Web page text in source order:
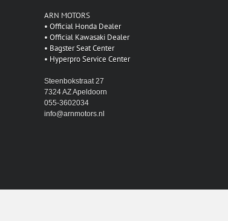
ARN MOTORS
• Official Honda Dealer
• Official Kawasaki Dealer
• Bagster Seat Center
• Hyperpro Service Center
Steenbokstraat 27
7324 AZ Apeldoorn
055-3602034
info@arnmotors.nl